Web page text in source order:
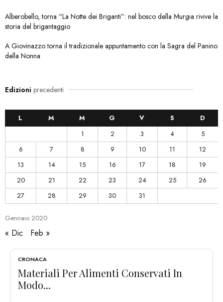
Alberobello, torna “La Notte dei Briganti”: nel bosco della Murgia rivive la
storia del brigantaggio
A Giovinazzo torna il tradizionale appuntamento con la Sagra del Panino
della Nonna
Edizioni precedenti
Gennaio 2020
L M M G V S
D
1
2 3 4
5
6
7 8 9 10 11
12
13
14 15 16 17 18
19
20
21 22 23 24 25
26
27
28 29 30 31
« Dic Feb »
CRONACA
Materiali Per Alimenti Conservati In
Modo...